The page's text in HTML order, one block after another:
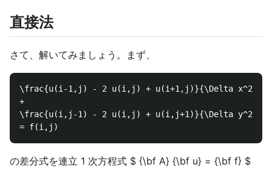
直接法
さて、解いてみましょう。まず、
\frac{u(i-1,j) - 2 u(i,j) + u(i+1,j)}{\Delta x^2}
+
\frac{u(i,j-1) - 2 u(i,j) + u(i,j+1)}{\Delta y^2}
の差分式を連立 1 次方程式 $ {\bf A} {\bf u} = {\bf f} $